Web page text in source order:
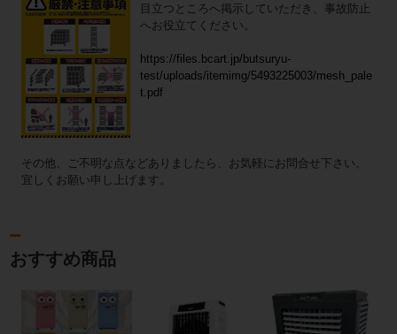
目立つところへ掲示していただき、事故防止
へお役立てください。
https://files.bcart.jp/butsuryu-
test/uploads/itemimg/5493225003/mesh_pale
t.pdf
その他、ご不明な点などありましたら、お気軽にお問合せ下さい。
宜しくお願い申し上げます。
おすすめ商品